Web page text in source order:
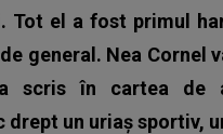
Tot el a fost primul
general. Nea Cornel
scris în cartea de
drept un uriaș sportiv,